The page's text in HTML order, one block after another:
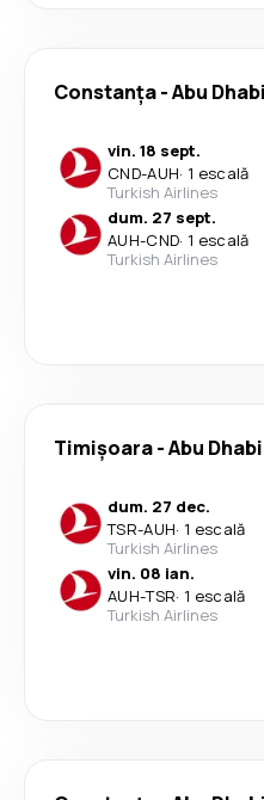
Constanța-Abu Dhabi
vin. 18 sept.
CND-AUH· 1 escală
Turkish Airlines
dum. 27 sept.
AUH-CND· 1 escală
Turkish Airlines
Timișoara-Abu Dhabi
dum. 27 dec.
TSR-AUH· 1 escală
Turkish Airlines
vin. 08 ian.
AUH-TSR· 1 escală
Turkish Airlines